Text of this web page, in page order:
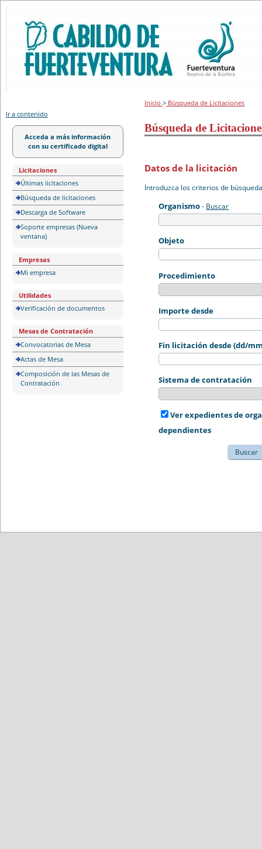
Ir a contenido
Acceda a más información
con su certificado digital
Licitaciones
Últimas licitaciones
Búsqueda de licitaciones
Descarga de Software
Soporte empresas (Nueva
ventana)
Empresas
Mi empresa
Utilidades
Verificación de documentos
Mesas de Contratación
Convocatorias de Mesa
Actas de Mesa
Composición de las Mesas de
Contratación
Inicio> Búsqueda de Licitaciones
Búsqueda de
Introduzca los criterios de
Datos de la licitación
Organismo- Buscar
Objeto
Procedimiento
Importe desde
Fin licitación desde (dd/
Sistema de contratación
Ver expedientes de
dependientes